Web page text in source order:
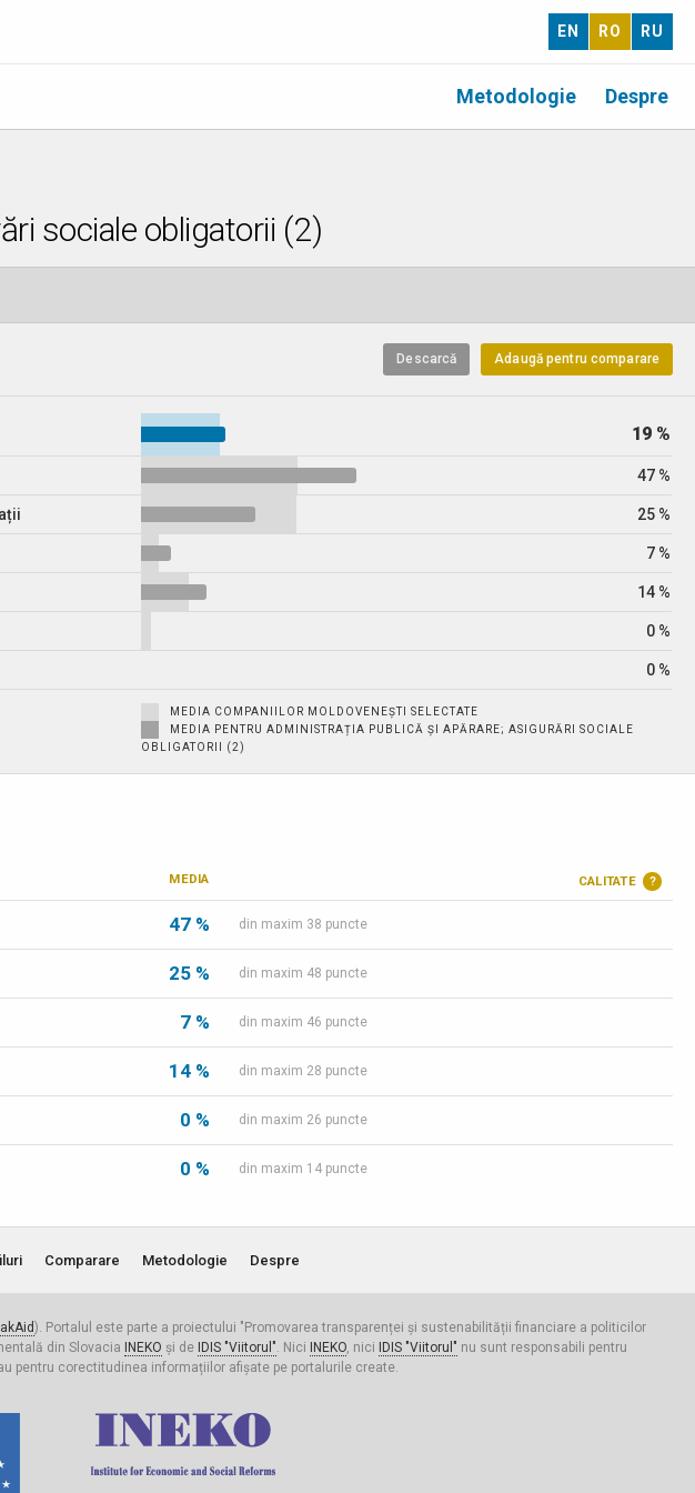
EN RO RU
Despre
Metodologie
sociale obligatorii (2)
Adaugă pentru comparare
Descarcă
19 %
47 %
25 %
7 %
14 %
0 %
0 %
MEDIA COMPANIILOR MOLDOVENEȘTI SELECTATE
MEDIA PENTRU ADMINISTRAȚIA PUBLICĂ ȘI APĂRARE; ASIGURĂRI SOCIALE
OBLIGATORII (2)
MEDIA CALITATE ?
47 % din maxim 38 puncte
25 % din maxim 48 puncte
7 % din maxim 46 puncte
14 % din maxim 28 puncte
0 % din maxim 26 puncte
0 % din maxim 14 puncte
Comparare Metodologie Despre
). Portalul este parte a proiectului "Promovarea transparenței și sustenabilității financiare a politicilor
din Slovacia
INEKO și de IDIS "Viitorul". Nici INEKO, nici IDIS "Viitorul" nu sunt responsabili pentru
pentru corectitudinea informațiilor afișate pe portalurile create.